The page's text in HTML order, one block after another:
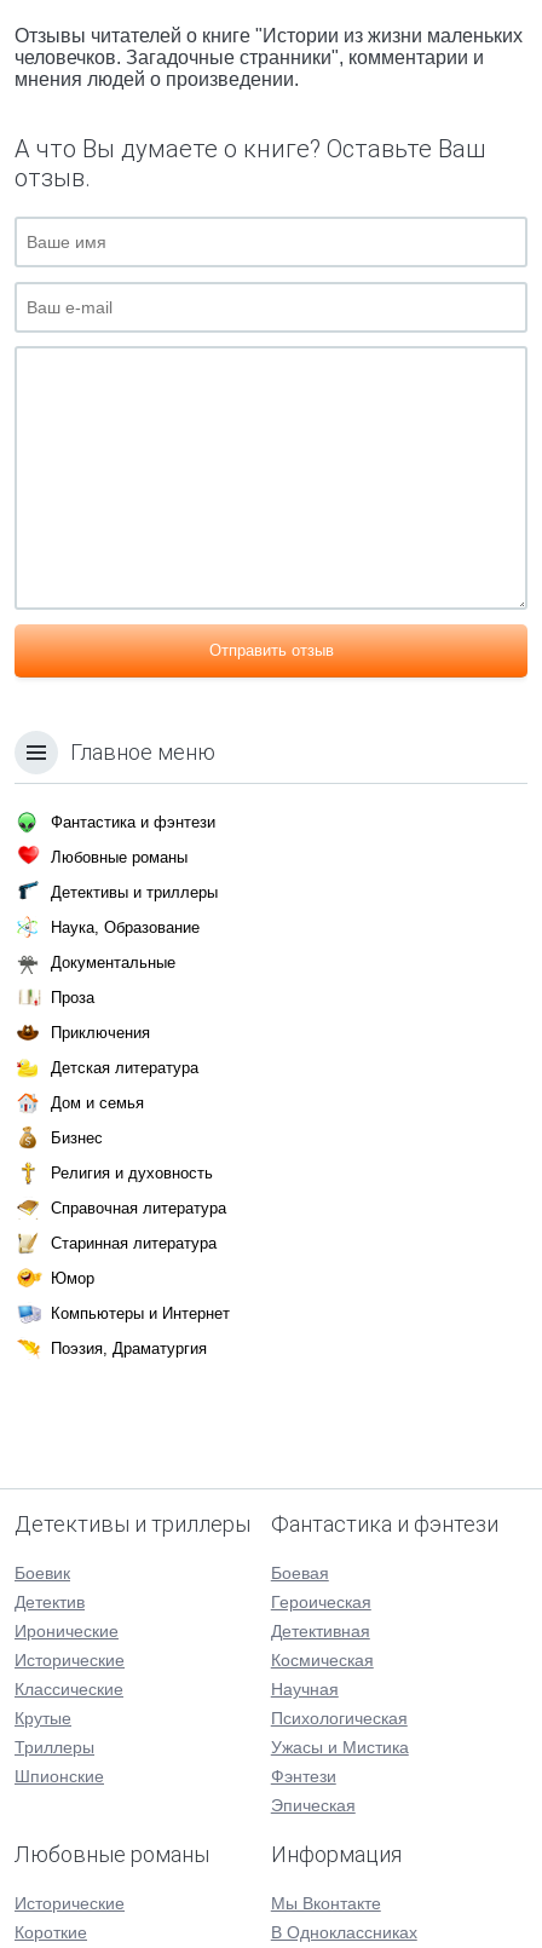
Отзывы читателей о книге "Истории из жизни маленьких
человечков. Загадочные странники", комментарии и
мнения людей о произведении.
А что Вы думаете о книге? Оставьте Ваш
отзыв.
Отправить отзыв
Главное меню
Фантастика и фэнтези
Любовные романы
Детективы и триллеры
Наука, Образование
Документальные
Проза
Приключения
Детская литература
Дом и семья
Бизнес
Религия и духовность
Справочная литература
Старинная литература
Юмор
Компьютеры и Интернет
Поэзия, Драматургия
Детективы и триллеры
Боевик
Детектив
Иронические
Исторические
Классические
Крутые
Триллеры
Шпионские
Фантастика и фэнтези
Боевая
Героическая
Детективная
Космическая
Научная
Психологическая
Ужасы и Мистика
Фэнтези
Эпическая
Любовные романы
Исторические
Короткие
Информация
Мы Вконтакте
В Одноклассниках